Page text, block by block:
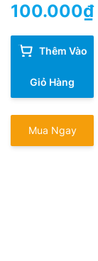
100.000₫
Thêm Vào
Giỏ Hàng
Mua Ngay